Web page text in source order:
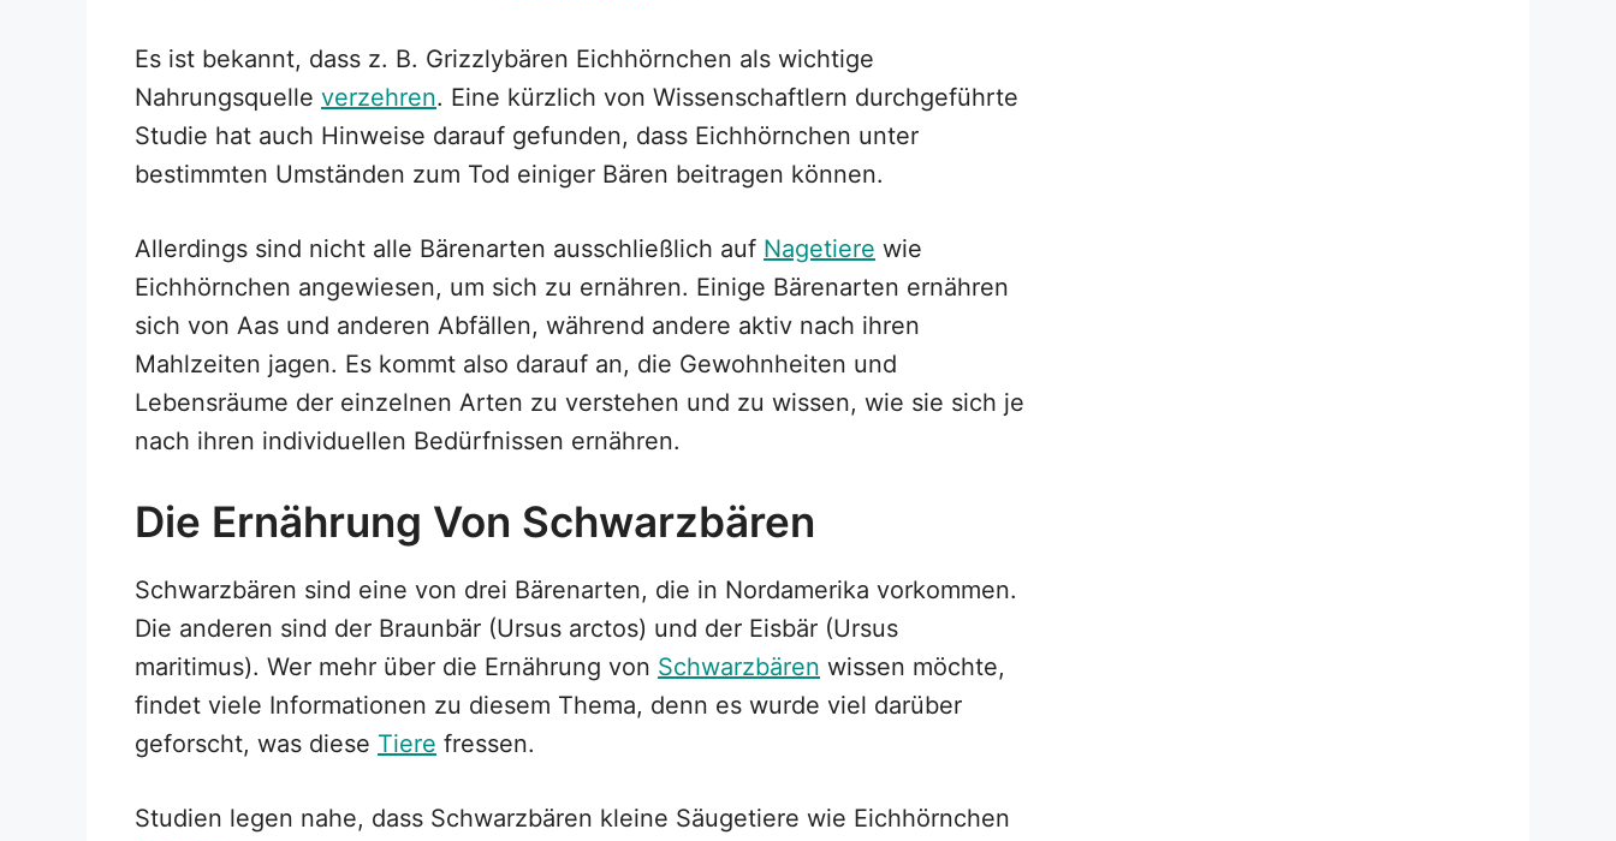
Es ist bekannt, dass z. B. Grizzlybären Eichhörnchen als wichtige
Nahrungsquelle verzehren. Eine kürzlich von Wissenschaftlern durchgeführte
Studie hat auch Hinweise darauf gefunden, dass Eichhörnchen unter
bestimmten Umständen zum Tod einiger Bären beitragen können.
Allerdings sind nicht alle Bärenarten ausschließlich auf Nagetiere wie
Eichhörnchen angewiesen, um sich zu ernähren. Einige Bärenarten ernähren
sich von Aas und anderen Abfällen, während andere aktiv nach ihren
Mahlzeiten jagen. Es kommt also darauf an, die Gewohnheiten und
Lebensräume der einzelnen Arten zu verstehen und zu wissen, wie sie sich je
nach ihren individuellen Bedürfnissen ernähren.
Die Ernährung Von Schwarzbären
Schwarzbären sind eine von drei Bärenarten, die in Nordamerika vorkommen.
Die anderen sind der Braunbär (Ursus arctos) und der Eisbär (Ursus
maritimus). Wer mehr über die Ernährung von Schwarzbären wissen möchte,
findet viele Informationen zu diesem Thema, denn es wurde viel darüber
geforscht, was diese Tiere fressen.
Studien legen nahe, dass Schwarzbären kleine Säugetiere wie Eichhörnchen